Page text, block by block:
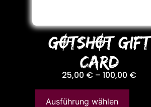
GOTSHOT GIFT
CARD
25,00 € –100,00 €
Ausführung wählen